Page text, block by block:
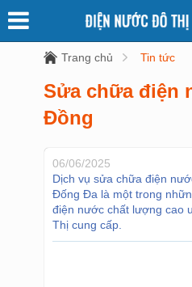
Trang chủ Tin tức
Sửa chữa điện
Đồng
06/06/2025
Dịch vụ sửa chữa điện
Đống Đa là một trong
điện nước chất lượng cao
Thị cung cấp.